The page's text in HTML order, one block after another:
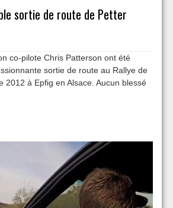
sortie de route de Petter
co-pilote Chris Patterson ont été
sortie de route au Rallye de
2012 à Epfig en Alsace. Aucun blessé